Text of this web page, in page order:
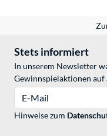
Stets informiert
In unserem Newsletter
Gewinnspielaktionen auf
Hinweise zum